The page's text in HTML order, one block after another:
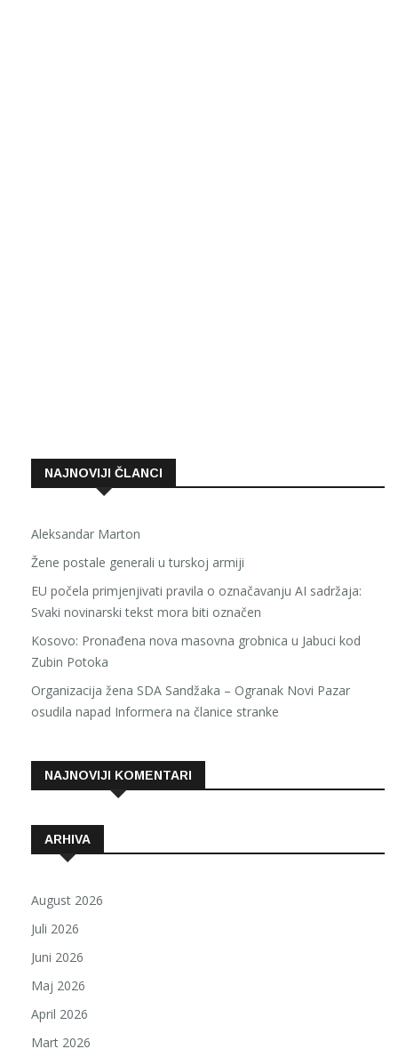
NAJNOVIJI ČLANCI
Aleksandar Marton
Žene postale generali u turskoj armiji
EU počela primjenjivati pravila o označavanju AI sadržaja:
Svaki novinarski tekst mora biti označen
Kosovo: Pronađena nova masovna grobnica u Jabuci kod
Zubin Potoka
Organizacija žena SDA Sandžaka – Ogranak Novi Pazar
osudila napad Informera na članice stranke
NAJNOVIJI KOMENTARI
ARHIVA
August 2026
Juli 2026
Juni 2026
Maj 2026
April 2026
Mart 2026